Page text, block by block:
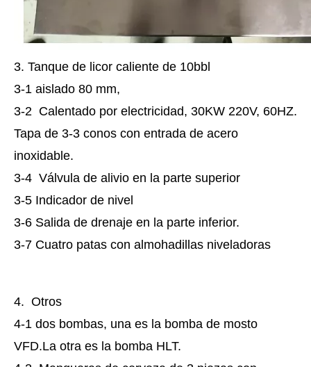
3. Tanque de licor caliente de 10bbl
3-1 aislado 80 mm,
3-2 Calentado por electricidad, 30KW 220V, 60HZ.
Tapa de 3-3 conos con entrada de acero
inoxidable.
3-4 Válvula de alivio en la parte superior
3-5 Indicador de nivel
3-6 Salida de drenaje en la parte inferior.
3-7 Cuatro patas con almohadillas niveladoras
4. Otros
4-1 dos bombas, una es la bomba de mosto
VFD.La otra es la bomba HLT.